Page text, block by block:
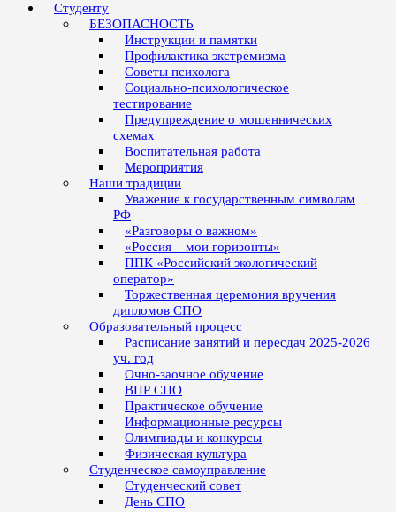
Студенту
БЕЗОПАСНОСТЬ
Инструкции и памятки
Профилактика экстремизма
Советы психолога
Социально-психологическое
тестирование
Предупреждение о мошеннических
схемах
Воспитательная работа
Мероприятия
Наши традиции
Уважение к государственным символам
РФ
«Разговоры о важном»
«Россия – мои горизонты»
ППК «Российский экологический
оператор»
Торжественная церемония вручения
дипломов СПО
Образовательный процесс
Расписание занятий и пересдач 2025-2026
уч. год
Очно-заочное обучение
ВПР СПО
Практическое обучение
Информационные ресурсы
Олимпиады и конкурсы
Физическая культура
Студенческое самоуправление
Студенческий совет
День СПО